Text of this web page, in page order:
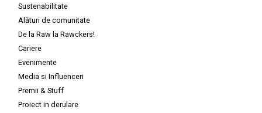
Sustenabilitate
Alături de comunitate
De la Raw la Rawckers!
Cariere
Evenimente
Media si Influenceri
Premii & Stuff
Proiect in derulare